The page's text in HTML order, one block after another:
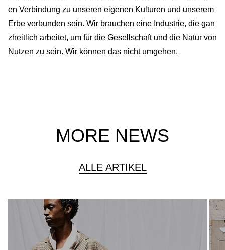
en Verbindung zu unseren eigenen Kulturen und unserem
Erbe verbunden sein. Wir brauchen eine Industrie, die gan
zheitlich arbeitet, um für die Gesellschaft und die Natur von
Nutzen zu sein. Wir können das nicht umgehen.
MORE NEWS
ALLE ARTIKEL